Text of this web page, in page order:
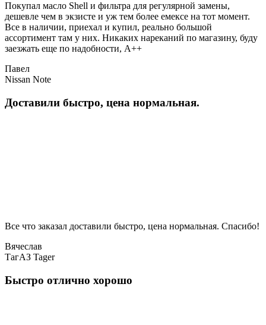
Покупал масло Shell и фильтра для регулярной замены,
дешевле чем в экзисте и уж тем более емексе на тот момент.
Все в наличии, приехал и купил, реально большой
ассортимент там у них. Никаких нареканий по магазину, буду
заезжать еще по надобности, A++
Павел
Nissan Note
Доставили быстро, цена нормальная.
Все что заказал доставили быстро, цена нормальная. Спасибо!
Вячеслав
ТагАЗ Tager
Быстро отлично хорошо